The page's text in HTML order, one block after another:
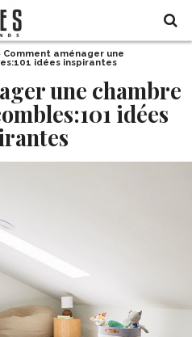
Comment aménager une
idées inspirantes
une chambre
idées